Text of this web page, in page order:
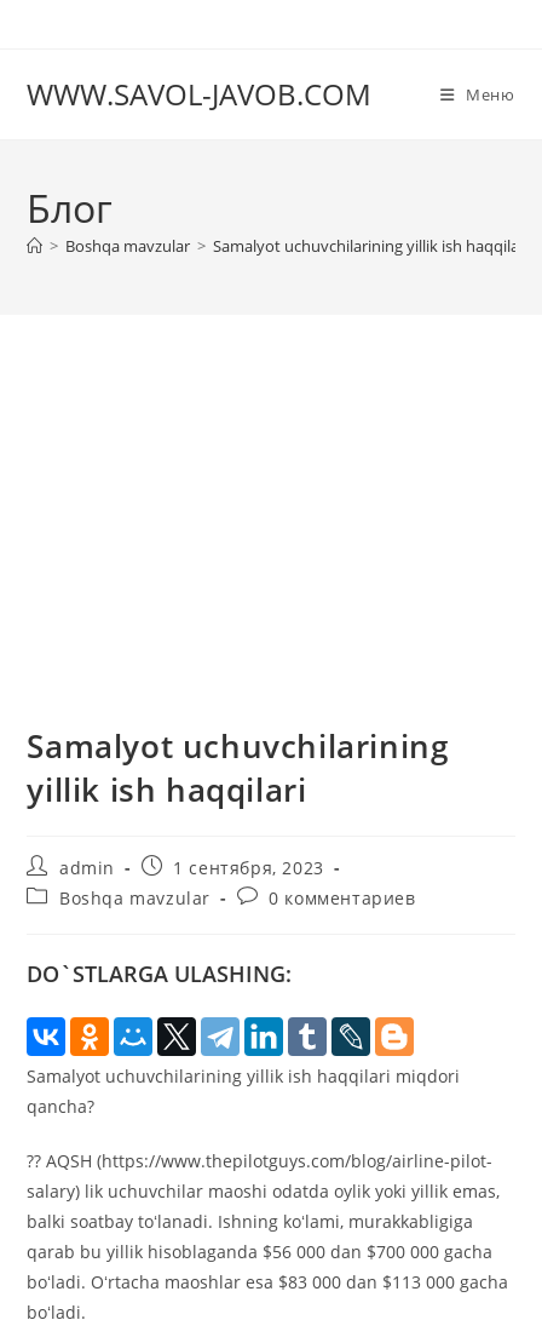
WWW.SAVOL-JAVOB.COM Меню
Блог
> Boshqa mavzular > Samalyot uchuvchilarining yillik ish haqqilari
Samalyot uchuvchilarining
yillik ish haqqilari
Автор
записи:
admin
Запись
опубликована:
1 сентября, 2023
РубрикаBoshqa mavzular
Комментарии
0 комментариев
DO`STLARGA ULASHING:
Samalyot uchuvchilarining yillik ish haqqilari miqdori
qancha?
?? AQSH (https://www.thepilotguys.com/blog/airline-pilot-
salary) lik uchuvchilar maoshi odatda oylik yoki yillik emas,
balki soatbay toʻlanadi. Ishning koʻlami, murakkabligiga
qarab bu yillik hisoblaganda $56 000 dan $700 000 gacha
boʻladi. Oʻrtacha maoshlar esa $83 000 dan $113 000 gacha
boʻladi.